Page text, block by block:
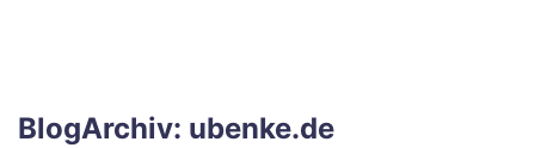
BlogArchiv: ubenke.de